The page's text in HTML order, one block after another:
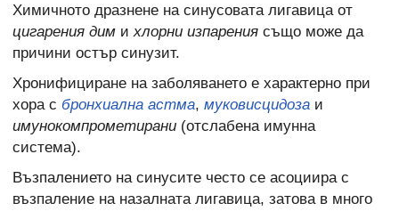
Химичното дразнене на синусовата лигавица от
цигарения дим и хлорни изпарения също може да
причини остър синузит.
Хронифициране на заболяването е характерно при
хора с бронхиална астма, муковисцидоза и
имунокомпрометирани (отслабена имунна
система).
Възпалението на синусите често се асоциира с
възпаление на назалната лигавица, затова в много